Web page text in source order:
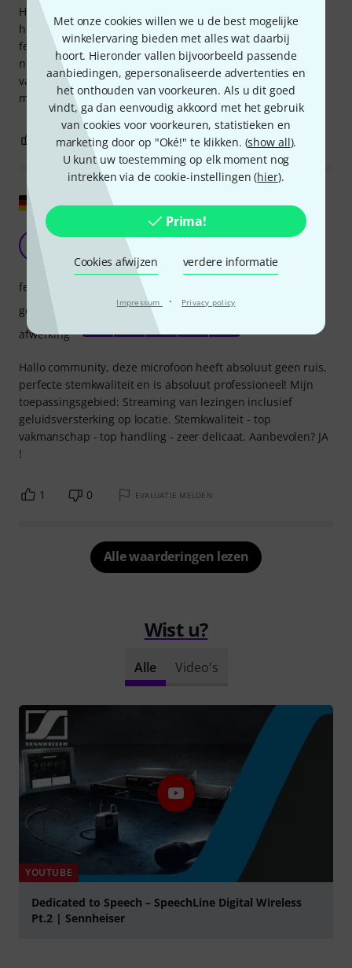
Met onze cookies willen we u de best mogelijke
winkelervaring bieden met alles wat daarbij
hoort. Hieronder vallen bijvoorbeeld passende
aanbiedingen, gepersonaliseerde advertenties en
het onthouden van voorkeuren. Als u dit goed
vindt, ga dan eenvoudig akkoord met het gebruik
van cookies voor voorkeuren, statistieken en
marketing door op "Oké!" te klikken. (show all).
U kunt uw toestemming op elk moment nog
intrekken via de cookie-instellingen (hier).
Prima!
Cookies afwijzen verdere informatie
Impressum · Privacy policy
Het is geen goedkope, maar wel een zeer goed klinkende
headsetmicrofoon die bijzonder ongevoelig is voor
feedback. Ik heb eerder verschillende andere
nekbandmicrofoons geprobeerd, en daar had ik altijd last
van feedback, maar bij deze niet, zelfs niet met een
monitorluidspreker ervoor op het podium.
0 EVALUATIE MELDEN
Origineel tonen
DE nekbandmicrofoon
MichaelStu 26.09.2023
Hallo community, deze microfoon heeft absoluut geen ruis,
perfecte stemkwaliteit en is absoluut professioneel! Mijn
toepassingsgebied: Streaming van lezingen inclusief
geluidsversterking op locatie. Stemkwaliteit - top
vakmanschap - top handling - zeer delicaat. Aanbevolen? JA
!
features
geluid
afwerking
1 0 EVALUATIE MELDEN
Alle waarderingen lezen
Wist u?
Alle Video's
YOUTUBE
Dedicated to Speech – SpeechLine Digital Wireless
Pt.2 | Sennheiser